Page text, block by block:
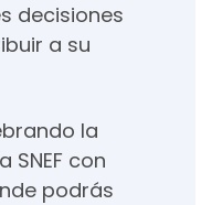
decisiones
a su
la
SNEF con
podrás